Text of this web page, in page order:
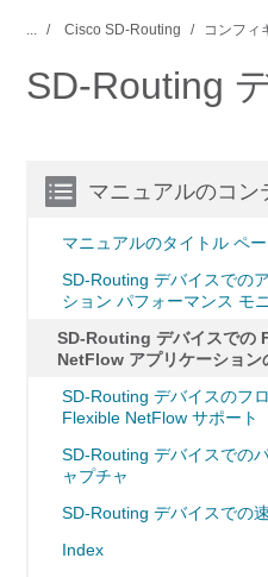
... Cisco SD-Routing コンフィ
SD-Routing
マニュアルのコン
マニュアルのタイトル ペ
SD-Routing デバイスでの
ション パフォーマンス モ
SD-Routing デバイスでの
NetFlow アプリケーション
SD-Routing デバイスのフ
Flexible NetFlow サポート
SD-Routing デバイスでの
ャプチャ
SD-Routing デバイスでの
Index